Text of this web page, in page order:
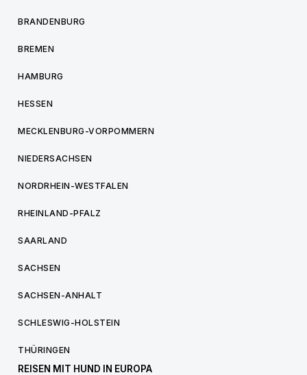
BRANDENBURG
BREMEN
HAMBURG
HESSEN
MECKLENBURG-VORPOMMERN
NIEDERSACHSEN
NORDRHEIN-WESTFALEN
RHEINLAND-PFALZ
SAARLAND
SACHSEN
SACHSEN-ANHALT
SCHLESWIG-HOLSTEIN
THÜRINGEN
REISEN MIT HUND IN EUROPA